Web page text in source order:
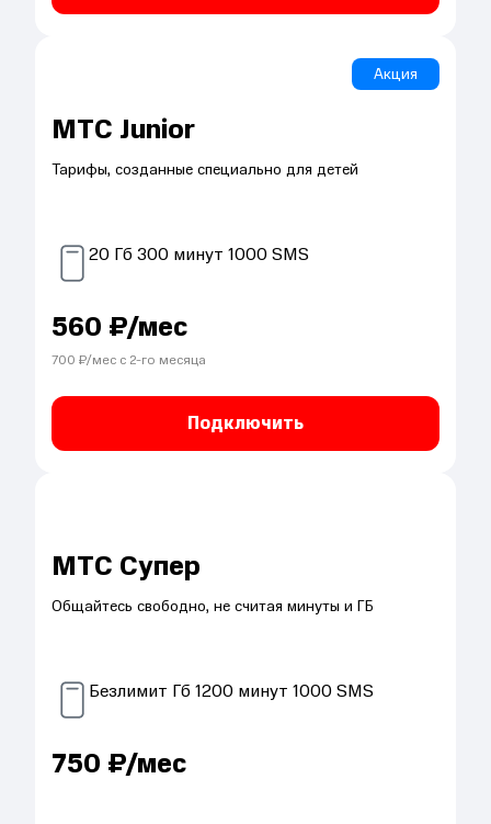
Акция
МТС Junior
Тарифы, созданные специально для детей
20 Гб 300 минут 1000SMS
560 ₽/мес
700 ₽/мес с 2-го месяца
Подключить
МТС Супер
Общайтесь свободно, не считая минуты и ГБ
Безлимит Гб 1200 минут 1000SMS
750 ₽/мес